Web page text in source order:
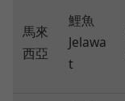
馬來
西亞
鯉魚
Jelawa
t